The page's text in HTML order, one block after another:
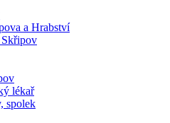
a Hrabství
lékař
spolek